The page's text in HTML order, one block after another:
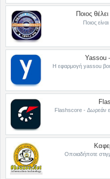
Ποιος
Ποιος
Yassou
Η εφαρμογή yassou
Flashscore - Δωρεάν
Οποιαδήποτε